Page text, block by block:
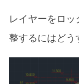
レイヤーをロ
整するにはどう